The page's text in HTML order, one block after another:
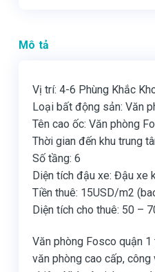
Mô tả
Vị trí: 4-6 Phùng Khắc
Loại bất động sản: Văn
Tên cao ốc: Văn phòng
Thời gian đến khu trung
Số tầng: 6
Diện tích đậu xe: Đậu xe
Tiền thuê: 15USD/m2
Diện tích cho thuê: 50 –
Văn phòng Fosco quận
văn phòng cao cấp,